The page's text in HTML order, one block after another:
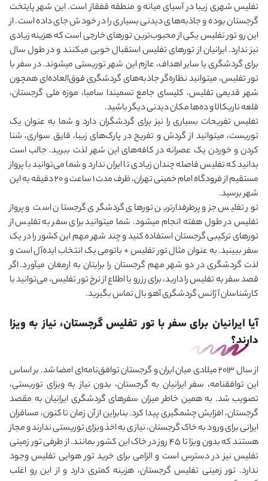
تفلیس شهری زیبا در آسیای میانه و منطقه قفقاز است. این شهر پایتخت
گرجستان بوده و جاذبه‌های دیدنی بسیاری را در خودش جای داده است. از
این رو تور تفلیس یکی از محبوب‌ترین تورهای خارجی است که هزینه زیادی
نیز ندارد. ایرانیان از تورهای تفلیس استقبال خوبی می‎کنند و در طول سال
برای گردشگری یا سایر اهداف، عازم این شهر توریستی می‎شوند. در سفر با
تور تفلیس، می‎توانید نظاره‌گر جاذبه‌های گردشگری فوق‌العاده‌ای همچون
شهر قدیمی تفلیس، کلیسای ‏جامع تسمیندا سامبا، موزه ملی گرجستان،
قلعه ناریکالا و ده‌ها مکان دیدنی دیگر باشید.
تفلیس تفریحات بسیاری را نیز برای گردشگران دارد و شما به عنوان یک
توریست، می‎توانید از گردش و تفریح در پارک‌های زیبا، قایق سواری، شنا
کردن و خوردن یک عصرانه در کافه‌های این شهر لذت ببرید. جالب است
بدانید که تفلیس فاصله چندان زیادی تا ایران ندارد و شما می‌توانید با پرواز
مستقیم از فرودگاه امام خمینی تهران، ظرف مدت 1 ساعت و 20 دقیقه به این
شهر برسید.
تور تفلیس جزو پرطرفدارترین تورهای گردشگری گرجستان است و پرواز
تفلیس در طول هفته انجام می‎شود. شما می‎توانید برای سفر به تفلیس از
تورهای ترکیبی گرجستان استفاده کنید و چند شهر مهم این کشور را در یک
سفر ببینید. به عنوان مثال تور تفلیس + باتومی یک انتخاب ایده‌آل است و
لذت گردشگری در دو شهر مهم گرجستان را برایتان به ارمغان می‎آورد. اگر
قصد سفر به تفلیس را دارید، برای رزرو یا اطلاع از نرخ تور تفلیس، می‌توانید با
کارشناسان آژانس گردشگری آهو بال تماس بگیرید.
آیا ایرانیان برای سفر با تور تفلیس گرجستان، نیاز به ویزا
دارند؟
از سال 2013 میلادی میان ایران و گرجستان توافق‌نامه‌ای امضا شد. بر اساس
این توافقنامه، سفر ایرانیان به گرجستان، بدون نیاز به ویزای توریستی،
تصویب شد. به همین خاطر میزان سفرهای گردشگری ایرانیان به مقصد
گرجستان، افزایش چشمگیری پیدا کرد. بنابراین از آن زمان تا کنون، مسافران
ایرانی برای ورود به خاک گرجستان، نیازی به اخذ ویزای توریستی ندارند و مجاز
هستند که بدون ویزا تا 45 روز در خاک این کشور بمانند. از طرفی تور زمینی
تفلیس نیز در دسترس است و الزامی برای خرید تور هوایی تفلیس وجود
ندارد. تور زمینی تفلیس گرجستان، هزینه کمتری دارد و از این رو اغلب